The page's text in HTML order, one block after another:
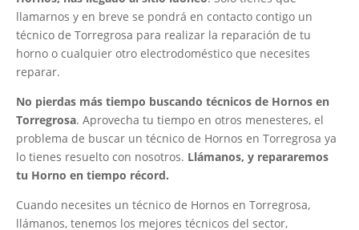
llamarnos y en breve se pondrá en contacto contigo un
técnico de Torregrosa para realizar la reparación de tu
horno o cualquier otro electrodoméstico que necesites
reparar.
No pierdas más tiempo buscando técnicos de Hornos en
Torregrosa. Aprovecha tu tiempo en otros menesteres, el
problema de buscar un técnico de Hornos en Torregrosa ya
lo tienes resuelto con nosotros. Llámanos, y repararemos
tu Horno en tiempo récord.
Cuando necesites un técnico de Hornos en Torregrosa,
llámanos, tenemos los mejores técnicos del sector,